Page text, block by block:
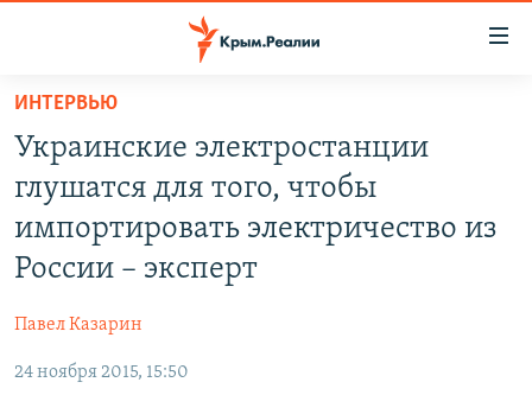
Вернуться
основному
содержанию
Вернутся
главной
Вернутся
СПЕЦПРОЕКТЫ
ВОДА
ИСТОРИЯ
ИНТЕРАКТИВ
ИНФОГРАФИКА
РАДІО СВОБОДА
КАК ОБОЙТИ БЛОКИРОВКУ
ИНТЕРВЬЮ
Украинские электростанции
глушатся для того, чтобы
импортировать электричество из
России – эксперт
Павел Казарин
24 ноября 2015, 15:50